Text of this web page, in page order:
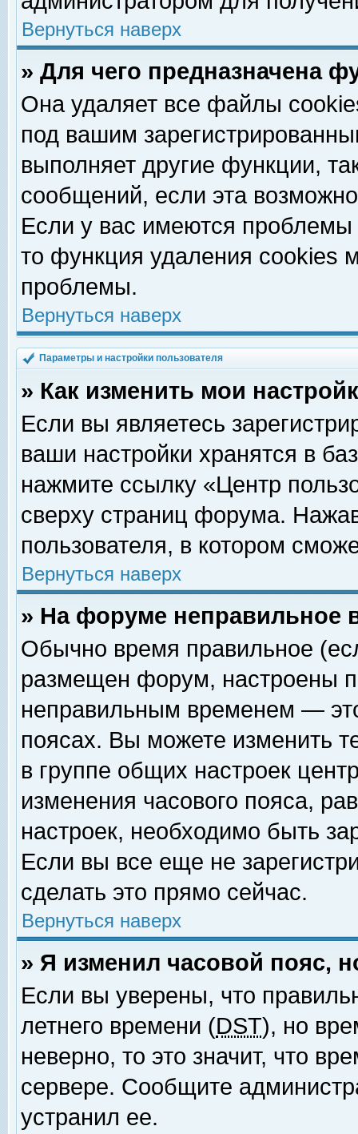
Вернуться наверх
» Для чего предназначена
Она удаляет все файлы
под вашим
выполняет другие функции,
сообщений, если эта
Если у вас имеются
то функция удаления cookies
проблемы.
Вернуться наверх
Параметры и настройки пользователя
» Как изменить мои
Если вы являетесь
ваши настройки хранятся в
нажмите ссылку «Центр
сверху страниц форума.
пользователя, в котором
Вернуться наверх
» На форуме неправильное
Обычно время правильное
размещен форум, настроены
неправильным временем —
поясах. Вы можете изменить
в группе общих настроек
изменения часового пояса,
настроек, необходимо быть
Если вы все еще не
сделать это прямо сейчас.
Вернуться наверх
» Я изменил часовой пояс,
Если вы уверены, что
летнего времени (DST), но
неверно, то это значит, что
сервере. Сообщите
устранил ее.